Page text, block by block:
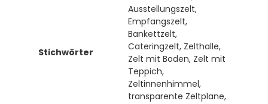
Stichwörter
Ausstellungszelt,
Empfangszelt,
Bankettzelt,
Cateringzelt, Zelthalle,
Zelt mit Boden, Zelt mit
Teppich,
Zeltinnenhimmel,
transparente Zeltplane,